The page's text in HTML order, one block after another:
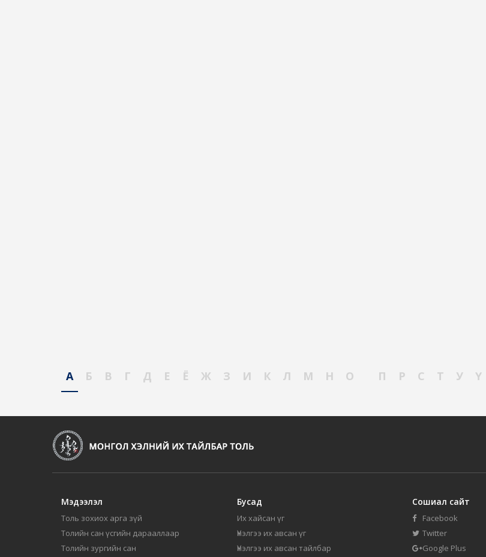
А Б В Г Д Е Ё Ж З И К Л М Н О П Р С Т У Ү
Мэдээлэл
Толь зохиох арга зүй
Толийн сан үсгийн дарааллаар
Толийн зургийн сан
Бусад
Их хайсан үг
Үнэлгээ их авсан үг
Үнэлгээ их авсан тайлбар
Сошиал сайт
Facebook
Twitter
Google Plus